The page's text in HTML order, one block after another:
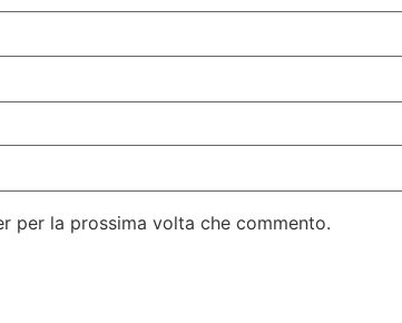
per la prossima volta che commento.